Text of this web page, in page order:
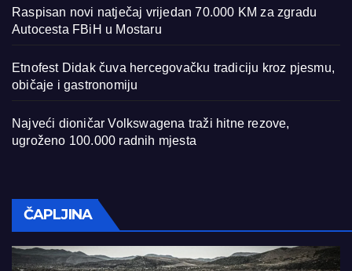
Raspisan novi natječaj vrijedan 70.000 KM za zgradu
Autocesta FBiH u Mostaru
Etnofest Didak čuva hercegovačku tradiciju kroz pjesmu,
običaje i gastronomiju
Najveći dioničar Volkswagena traži hitne rezove,
ugroženo 100.000 radnih mjesta
ČAPLJINA